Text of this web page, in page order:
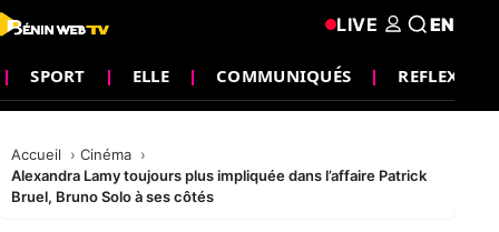
SPORT ELLE COMMUNIQUÉS REFLEXION
LIVE EN
Accueil
Cinéma
Alexandra Lamy toujours plus impliquée dans l’affaire Patrick
Bruel, Bruno Solo à ses côtés